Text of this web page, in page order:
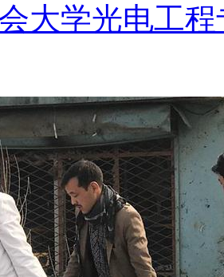
大学光电工